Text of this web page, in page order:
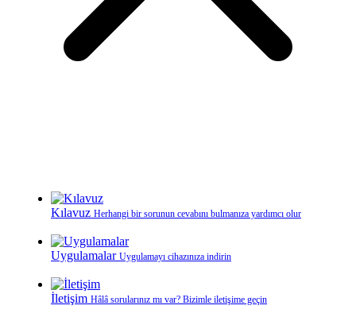
Kılavuz Herhangi bir sorunun cevabını bulmanıza yardımcı olur
Uygulamalar Uygulamayı cihazınıza indirin
İletişim Hâlâ sorularınız mı var? Bizimle iletişime geçin